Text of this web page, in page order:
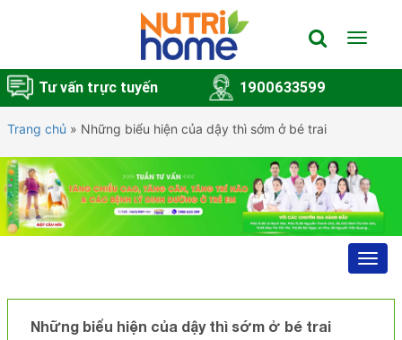
Toggle
Tư vấn trực tuyến 1900633599
Trang chủ » Những biểu hiện của dậy thì sớm ở bé trai
Những biểu hiện của dậy thì sớm ở bé trai